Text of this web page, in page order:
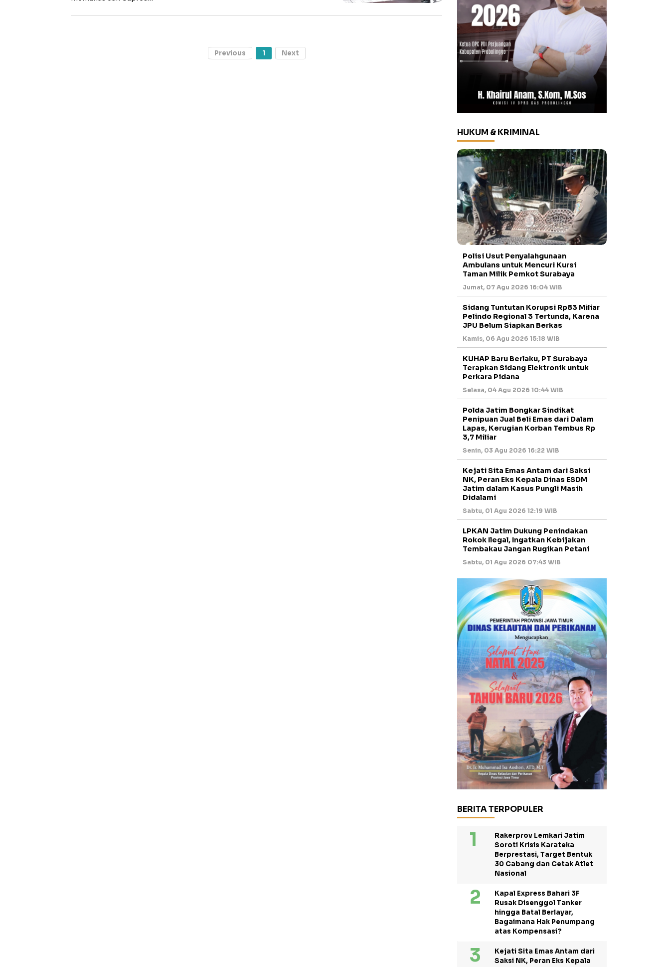
Previous 1 Next
HUKUM & KRIMINAL
Polisi Usut Penyalahgunaan
Ambulans untuk Mencuri Kursi
Taman Milik Pemkot Surabaya
Jumat, 07 Agu 2026 16:04 WIB
Sidang Tuntutan Korupsi Rp83 Miliar
Pelindo Regional 3 Tertunda, Karena
JPU Belum Siapkan Berkas
Kamis, 06 Agu 2026 15:18 WIB
KUHAP Baru Berlaku, PT Surabaya
Terapkan Sidang Elektronik untuk
Perkara Pidana
Selasa, 04 Agu 2026 10:44 WIB
Polda Jatim Bongkar Sindikat
Penipuan Jual Beli Emas dari Dalam
Lapas, Kerugian Korban Tembus Rp
3,7 Miliar
Senin, 03 Agu 2026 16:22 WIB
Kejati Sita Emas Antam dari Saksi
NK, Peran Eks Kepala Dinas ESDM
Jatim dalam Kasus Pungli Masih
Didalami
Sabtu, 01 Agu 2026 12:19 WIB
LPKAN Jatim Dukung Penindakan
Rokok Ilegal, Ingatkan Kebijakan
Tembakau Jangan Rugikan Petani
Sabtu, 01 Agu 2026 07:43 WIB
BERITA TERPOPULER
Rakerprov Lemkari Jatim
Soroti Krisis Karateka
Berprestasi, Target Bentuk
30 Cabang dan Cetak Atlet
Nasional
Kapal Express Bahari 3F
Rusak Disenggol Tanker
hingga Batal Berlayar,
Bagaimana Hak Penumpang
atas Kompensasi?
Kejati Sita Emas Antam dari
Saksi NK, Peran Eks Kepala